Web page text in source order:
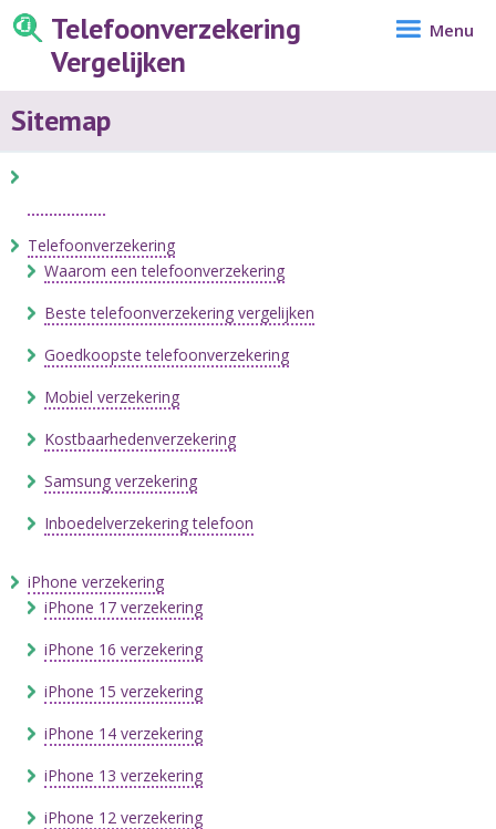
Telefoonverzekering
Vergelijken
Menu
Sitemap
Telefoonverzekering
Waarom een telefoonverzekering
Beste telefoonverzekering vergelijken
Goedkoopste telefoonverzekering
Mobiel verzekering
Kostbaarhedenverzekering
Samsung verzekering
Inboedelverzekering telefoon
iPhone verzekering
iPhone 17 verzekering
iPhone 16 verzekering
iPhone 15 verzekering
iPhone 14 verzekering
iPhone 13 verzekering
iPhone 12 verzekering